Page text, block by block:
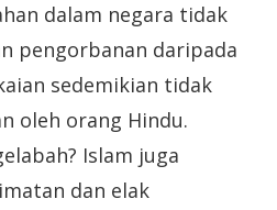
dalam negara tidak
pengorbanan daripada
sedemikian tidak
oleh orang Hindu.
Islam juga
dan elak